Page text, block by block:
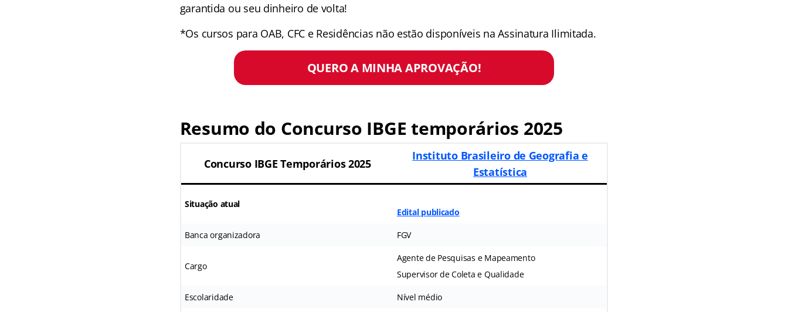
garantida ou seu dinheiro de volta!
*Os cursos para OAB, CFC e Residências não estão disponíveis na Assinatura Ilimitada.
QUERO A MINHA APROVAÇÃO!
Resumo do Concurso IBGE temporários 2025
Concurso IBGE Temporários 2025
Instituto Brasileiro de Geografia e
Estatística
Situação atual
Edital publicado
Banca organizadora FGV
Cargo
Agente de Pesquisas e Mapeamento
Supervisor de Coleta e Qualidade
Escolaridade Nível médio